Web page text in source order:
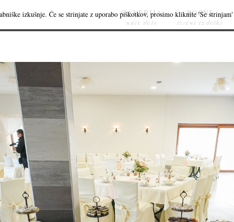
GALERIJA
naše delo
ROČNI
leseni izdelki
izkušnje. Če se strinjate z uporabo piškotkov, prosimo kliknite 'Se